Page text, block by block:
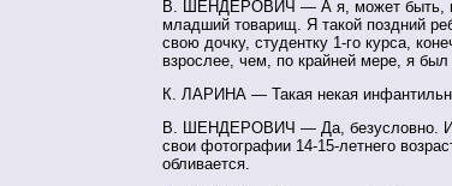
В. ШЕНДЕРОВИЧ — А я, может быть,
младший товарищ. Я такой поздний
свою дочку, студентку 1-го курса,
взрослее, чем, по крайней мере, я был
К. ЛАРИНА — Такая некая
В. ШЕНДЕРОВИЧ — Да, безусловно. И
свои фотографии 14-15-летнего
обливается.